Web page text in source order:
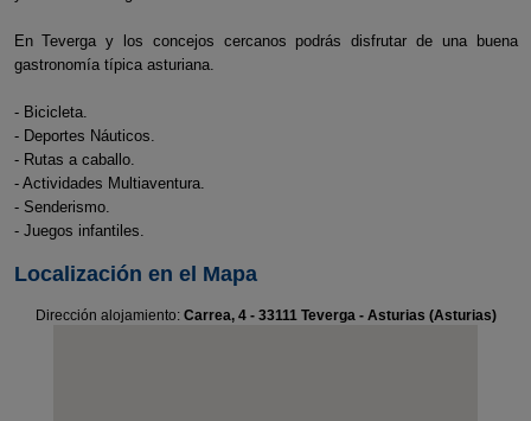
En Teverga y los concejos cercanos podrás disfrutar de una buena
gastronomía típica asturiana.
- Bicicleta.
- Deportes Náuticos.
- Rutas a caballo.
- Actividades Multiaventura.
- Senderismo.
- Juegos infantiles.
Localización en el Mapa
Dirección alojamiento: Carrea, 4 - 33111 Teverga - Asturias (Asturias)